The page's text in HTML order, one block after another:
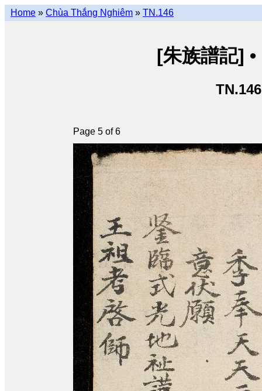
Home » Chùa Thắng Nghiêm » TN.146
[朱族譜記]
Page 5 of 6